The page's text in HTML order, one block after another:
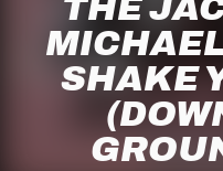
THE
SHAKE